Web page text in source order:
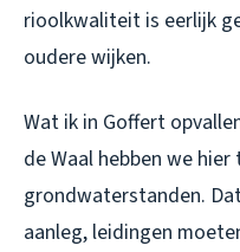
rioolkwaliteit is eerlijk
oudere wijken.
Wat ik in Goffert
de Waal hebben we
grondwaterstanden.
aanleg, leidingen